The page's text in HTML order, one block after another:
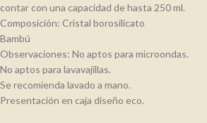
contar con una capacidad de hasta 250 ml.
Composición: Cristal borosilicato
Bambú
Observaciones: No aptos para microondas.
No aptos para lavavajillas.
Se recomienda lavado a mano.
Presentación en caja diseño eco.